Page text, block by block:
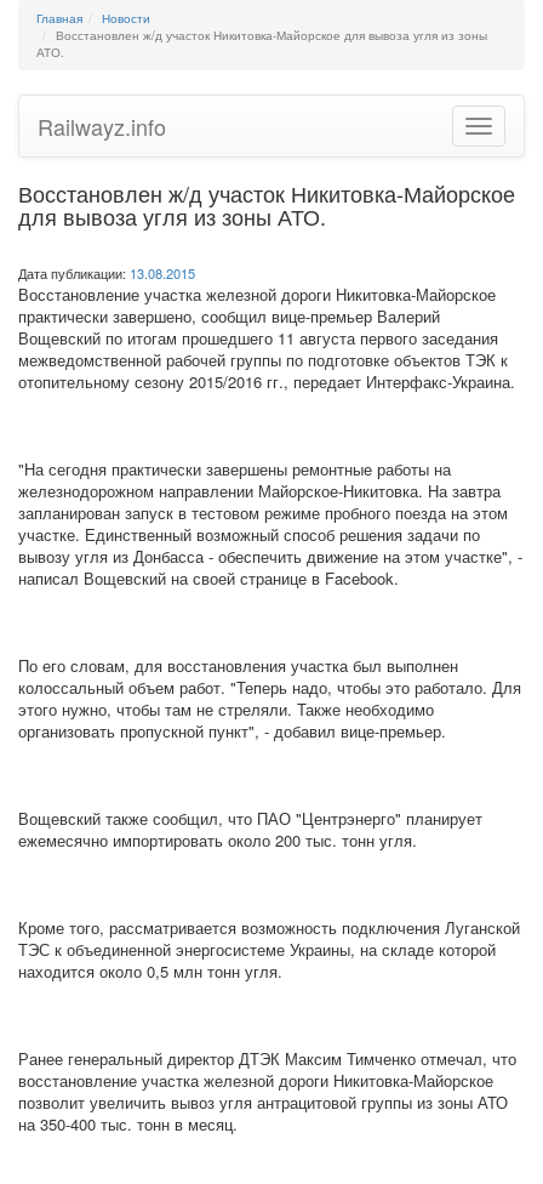
Главная
Новости
Восстановлен ж/д участок Никитовка-Майорское для вывоза угля из зоны
АТО.
Toggle
Railwayz.info
Восстановлен ж/д участок Никитовка-Майорское
для вывоза угля из зоны АТО.
Дата публикации: 13.08.2015
Восстановление участка железной дороги Никитовка-Майорское
практически завершено, сообщил вице-премьер Валерий
Вощевский по итогам прошедшего 11 августа первого заседания
межведомственной рабочей группы по подготовке объектов ТЭК к
отопительному сезону 2015/2016 гг., передает Интерфакс-Украина.
"На сегодня практически завершены ремонтные работы на
железнодорожном направлении Майорское-Никитовка. На завтра
запланирован запуск в тестовом режиме пробного поезда на этом
участке. Единственный возможный способ решения задачи по
вывозу угля из Донбасса - обеспечить движение на этом участке", -
написал Вощевский на своей странице в Facebook.
По его словам, для восстановления участка был выполнен
колоссальный объем работ. "Теперь надо, чтобы это работало. Для
этого нужно, чтобы там не стреляли. Также необходимо
организовать пропускной пункт", - добавил вице-премьер.
Вощевский также сообщил, что ПАО "Центрэнерго" планирует
ежемесячно импортировать около 200 тыс. тонн угля.
Кроме того, рассматривается возможность подключения Луганской
ТЭС к объединенной энергосистеме Украины, на складе которой
находится около 0,5 млн тонн угля.
Ранее генеральный директор ДТЭК Максим Тимченко отмечал, что
восстановление участка железной дороги Никитовка-Майорское
позволит увеличить вывоз угля антрацитовой группы из зоны АТО
на 350-400 тыс. тонн в месяц.